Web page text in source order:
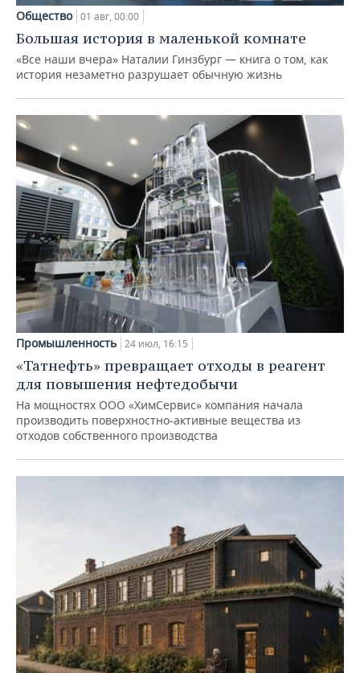
Общество 01 авг, 00:00
Большая история в маленькой комнате
«Все наши вчера» Наталии Гинзбург — книга о том, как
история незаметно разрушает обычную жизнь
Промышленность 24 июл, 16:15
«Татнефть» превращает отходы в реагент
для повышения нефтедобычи
На мощностях ООО «ХимСервис» компания начала
производить поверхностно-активные вещества из
отходов собственного производства